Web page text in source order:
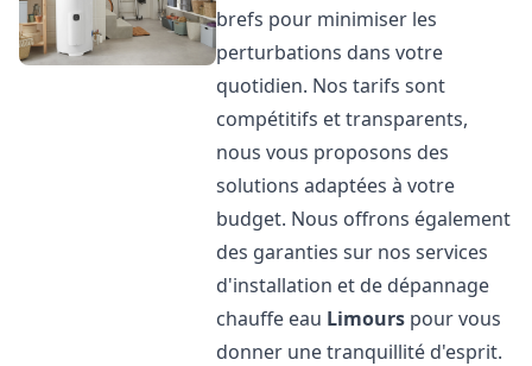
brefs pour minimiser les
perturbations dans votre
quotidien. Nos tarifs sont
compétitifs et transparents,
nous vous proposons des
solutions adaptées à votre
budget. Nous offrons également
des garanties sur nos services
d'installation et de dépannage
chauffe eau Limours pour vous
donner une tranquillité d'esprit.